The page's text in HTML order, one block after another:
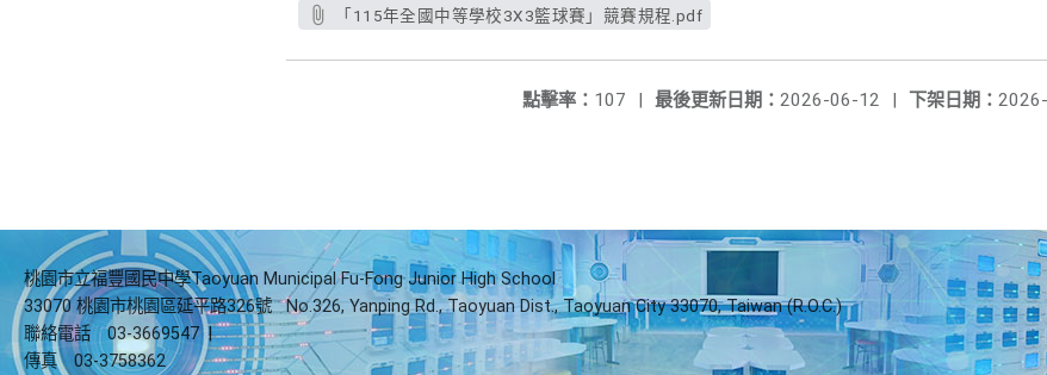
「115年全國中等學校3X3籃球賽」競賽規程.pdf
下架日期：
最後更新日期： 2026-06-12 |
點擊率： 107 |
桃園市立福豐國民中學Taoyuan Municipal Fu-Fong Junior High School
33070 桃園市桃園區延平路326號
No.326, Yanping Rd., Taoyuan Dist., Taoyuan City 33070, Taiwan (R.O.C.)
聯絡電話
03-3669547 |
傳真
03-3758362